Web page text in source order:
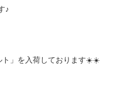
♪
ト」を入荷しております☀️☀️